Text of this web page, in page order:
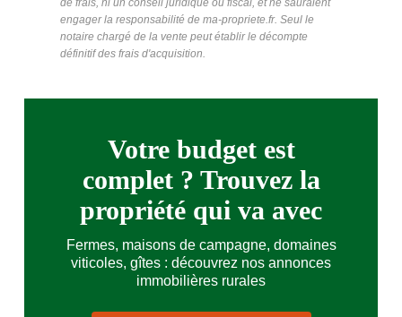
de frais, ni un conseil juridique ou fiscal, et ne sauraient
engager la responsabilité de ma-propriete.fr. Seul le
notaire chargé de la vente peut établir le décompte
définitif des frais d'acquisition.
Votre budget est
complet ? Trouvez la
propriété qui va avec
Fermes, maisons de campagne, domaines
viticoles, gîtes : découvrez nos annonces
immobilières rurales